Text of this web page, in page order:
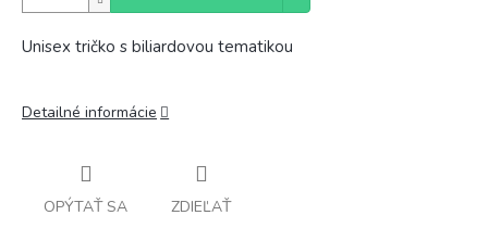
Unisex tričko s biliardovou tematikou
Detailné informácie
OPÝTAŤ SA ZDIEĽAŤ